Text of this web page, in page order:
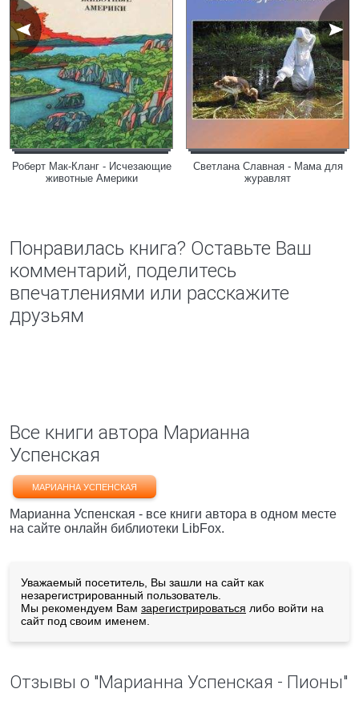
Роберт Мак-Кланг - Исчезающие
животные Америки
Светлана Славная - Мама для
журавлят
Понравилась книга? Оставьте Ваш
комментарий, поделитесь
впечатлениями или расскажите
друзьям
Все книги автора Марианна
Успенская
МАРИАННА УСПЕНСКАЯ
Марианна Успенская - все книги автора в одном месте
на сайте онлайн библиотеки LibFox.
Уважаемый посетитель, Вы зашли на сайт как
незарегистрированный пользователь.
Мы рекомендуем Вам зарегистрироваться либо войти на
сайт под своим именем.
Отзывы о "Марианна Успенская - Пионы"